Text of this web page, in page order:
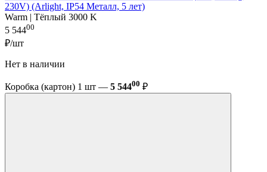
230V) (Arlight, IP54 Металл, 5 лет)
Warm | Тёплый 3000 K
5 54400
₽/шт
Нет в наличии
Коробка (картон) 1 шт — 5 54400 ₽